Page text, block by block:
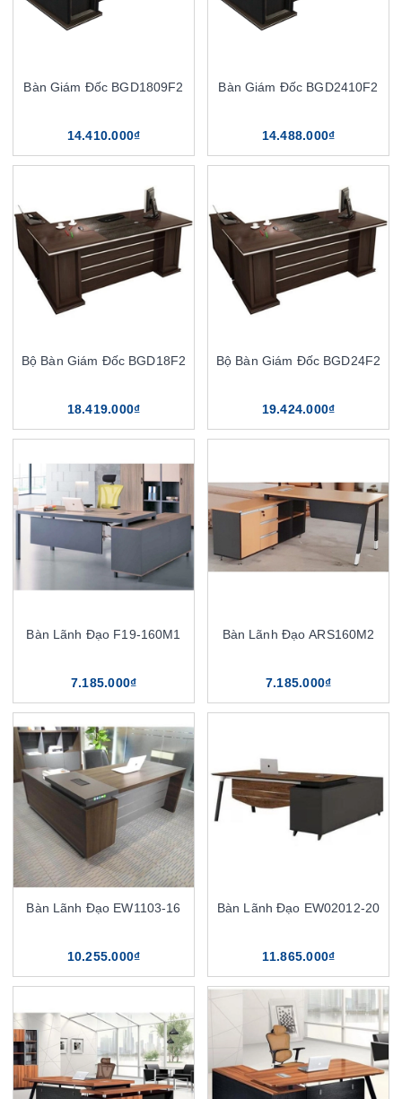
Bàn Giám Đốc BGD1809F2
14.410.000₫
Bàn Giám Đốc BGD2410F2
14.488.000₫
Bộ Bàn Giám Đốc BGD18F2
18.419.000₫
Bộ Bàn Giám Đốc BGD24F2
19.424.000₫
Bàn Lãnh Đạo F19-160M1
7.185.000₫
Bàn Lãnh Đạo ARS160M2
7.185.000₫
Bàn Lãnh Đạo EW1103-16
10.255.000₫
Bàn Lãnh Đạo EW02012-20
11.865.000₫